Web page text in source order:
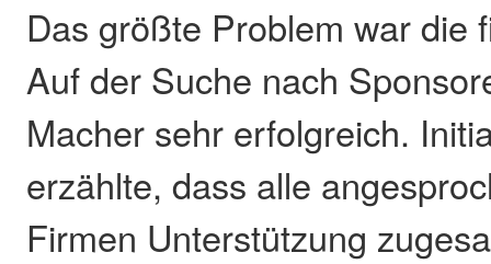
Das größte Problem war die
Auf der Suche nach
Macher sehr erfolgreich.
erzählte, dass alle
Firmen Unterstützung